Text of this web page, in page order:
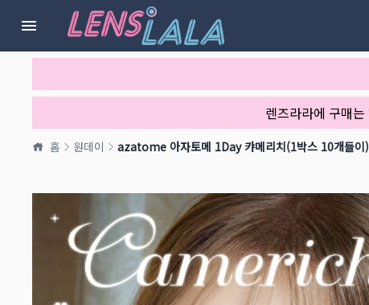
렌즈라라에 구매는
홈 원데이 azatome 아자토메 1Day 캬메리치(1박스 10개들이)